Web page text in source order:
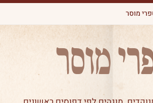
מוסר
מוסר